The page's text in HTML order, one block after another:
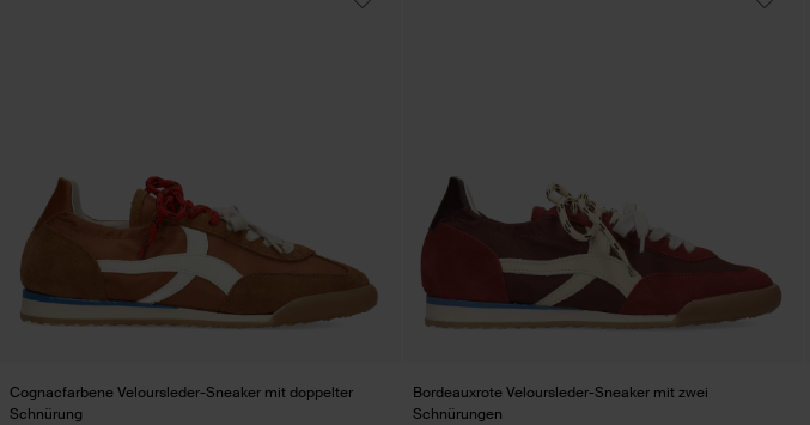
Cognacfarbene Veloursleder-Sneaker mit doppelter
Schnürung
Bordeauxrote Veloursleder-Sneaker mit zwei
Schnürungen